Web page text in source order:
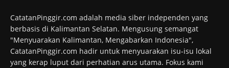
CatatanPinggir.com adalah media siber independen yang
berbasis di Kalimantan Selatan. Mengusung semangat
"Menyuarakan Kalimantan, Mengabarkan Indonesia",
CatatanPinggir.com hadir untuk menyuarakan isu-isu lokal
yang kerap luput dari perhatian arus utama. Fokus kami